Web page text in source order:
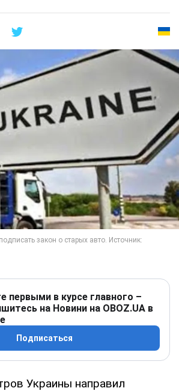
первыми в курсе главного –
на Новини на OBOZ.UA в
Подписаться
Украины направил